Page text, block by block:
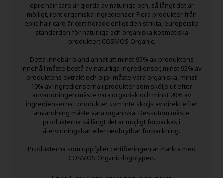
epiic hair care är gjorda av naturliga och, så långt det är
möjligt, rent organiska ingredienser. Flera produkter från
epiic hair care är certifierade enligt den strikta, europeiska
standarden för naturliga och organiska kosmetiska
produkter; COSMOS Organic.
Detta innebär bland annat att minst 95% av produktens
innehåll måste bestå av naturliga ingredienser, minst 95% av
produktens extrakt och oljor måste vara organiska, minst
10% av ingredienserna i produkter som sköljs ut efter
användningen måste vara organisk och minst 20% av
ingredienserna i produkter som inte sköljs av direkt efter
användning måste vara organiska. Dessutom måste
produkterna så långt det är möjligt förpackas i
återvinningsbar eller nedbrytbar förpackning.
Produkterna som uppfyller certifieringen är märkta med
COSMOS Organic-logotypen.